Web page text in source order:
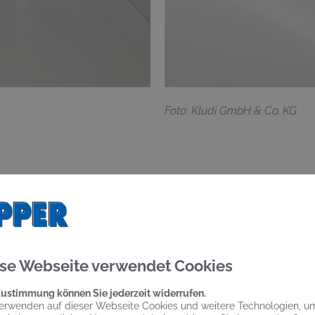
Foto: Kludi GmbH & Co. KG
VON FORM UND
eine Balance zwischen geometrischer Präzision und
Webseite verwendet Cookies
können Sie jederzeit widerrufen.
auf dieser Webseite Cookies und weitere Technologien,